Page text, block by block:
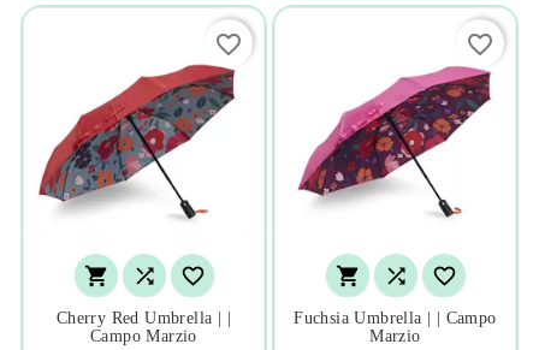
  
Cherry Red Umbrella | |
Campo Marzio
favorite_border
  
Fuchsia Umbrella | | Campo
Marzio
favorite_border